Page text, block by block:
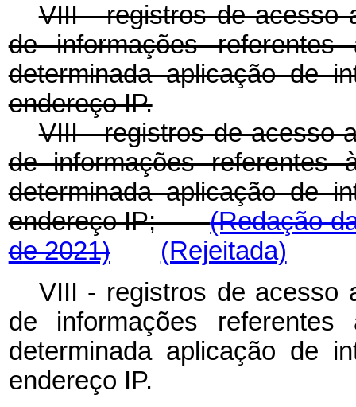
VIII - registros de acesso
de informações
determinada aplicação de
endereço IP.
VIII - registros de acesso
de informações
determinada aplicação de
endereço IP;(Redação
de 2021)
(Rejeitada)
VIII - registros de acesso
de informações
determinada aplicação de
endereço IP.